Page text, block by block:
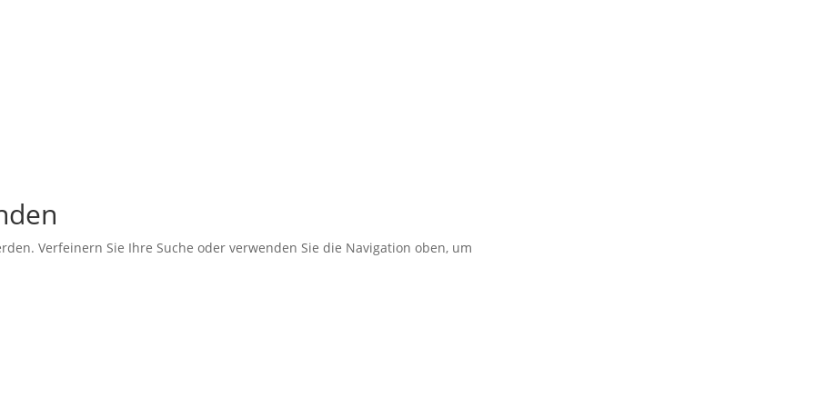
Verfeinern Sie Ihre Suche oder verwenden Sie die Navigation oben, um